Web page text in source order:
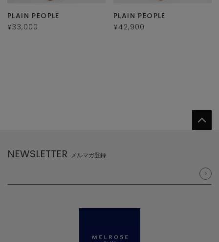
PLAIN PEOPLE
¥33,000
PLAIN PEOPLE
¥42,900
NEWSLETTER メルマガ登録